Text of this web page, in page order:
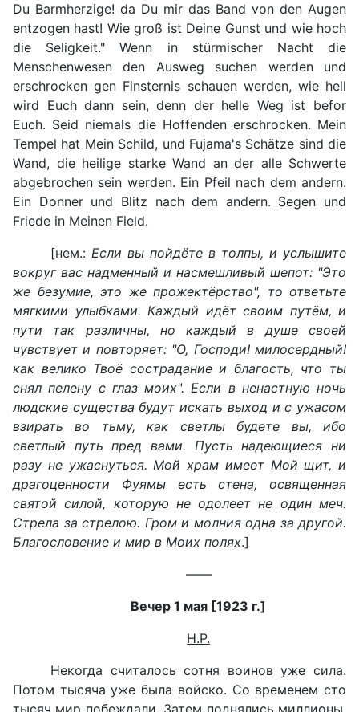
Du Barmherzige! da Du mir das Band von den Augen
entzogen hast! Wie groß ist Deine Gunst und wie hoch
die Seligkeit." Wenn in stürmischer Nacht die
Menschenwesen den Ausweg suchen werden und
erschrocken gen Finsternis schauen werden, wie hell
wird Euch dann sein, denn der helle Weg ist befor
Euch. Seid niemals die Hoffenden erschrocken. Mein
Tempel hat Mein Schild, und Fujama's Schätze sind die
Wand, die heilige starke Wand an der alle Schwerte
abgebrochen sein werden. Ein Pfeil nach dem andern.
Ein Donner und Blitz nach dem andern. Segen und
Friede in Meinen Field.
[нем.:Если вы пойдёте в толпы, и услышите
вокруг вас надменный и насмешливый шепот: "Это
же безумие, это же прожектёрство", то ответьте
мягкими улыбками. Каждый идёт своим путём, и
пути так различны, но каждый в душе своей
чувствует и повторяет: "О, Господи! милосердный!
как велико Твоё сострадание и благость, что ты
снял пелену с глаз моих". Если в ненастную ночь
людские существа будут искать выход и с ужасом
взирать во тьму, как светлы будете вы, ибо
светлый путь пред вами. Пусть надеющиеся ни
разу не ужаснуться. Мой храм имеет Мой щит, и
драгоценности Фуямы есть стена, освященная
святой силой, которую не одолеет не один меч.
Стрела за стрелою. Гром и молния одна за другой.
Благословение и мир в Моих полях.]
——
Вечер 1 мая [1923 г.]
Н.Р.
Некогда считалось сотня воинов уже сила.
Потом тысяча уже была войско. Со временем сто
тысяч мир побеждали. Затем поднялись миллионы,